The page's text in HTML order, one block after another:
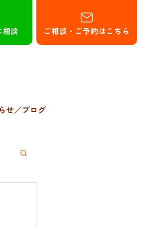
相談 ご相談・ご予約はこちら
せ／ブログ